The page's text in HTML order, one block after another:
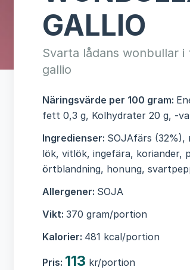
GALLIO
Svarta lådans wonbullar
gallio
Näringsvärde per 100 gram:
fett 0,3 g, Kolhydrater 20 g, -
Ingredienser: SOJAfärs
lök, vitlök, ingefära, koriander,
örtblandning, honung,
Allergener: SOJA
Vikt: 370 gram/portion
Kalorier: 481 kcal/portion
Pris: 113 kr/portion